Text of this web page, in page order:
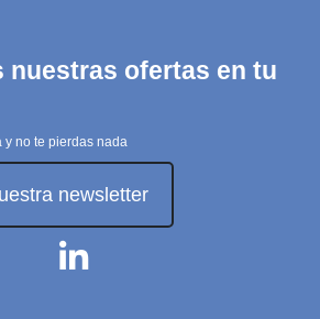
nuestras ofertas en tu
y no te pierdas nada
newsletter